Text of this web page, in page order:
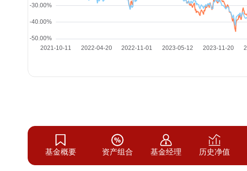
基金概要 资产组合 基金经理 历史净值